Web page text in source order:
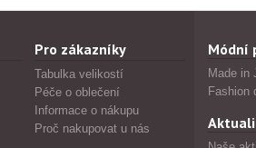
Pro zákazníky
Tabulka velikostí
Péče o oblečení
Informace o nákupu
Proč nakupovat u nás
Módní
Made in
Fashion